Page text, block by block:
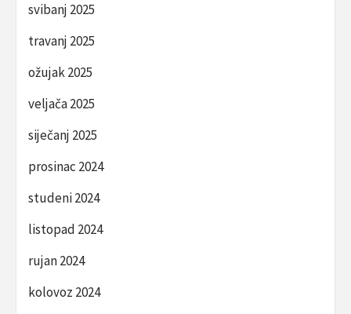
svibanj 2025
travanj 2025
ožujak 2025
veljača 2025
siječanj 2025
prosinac 2024
studeni 2024
listopad 2024
rujan 2024
kolovoz 2024